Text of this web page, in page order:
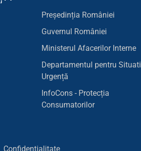
Președinția României
Guvernul României
Ministerul Afacerilor Interne
Departamentul pentru
Urgență
InfoCons - Protecția
Consumatorilor
Confidentialitate